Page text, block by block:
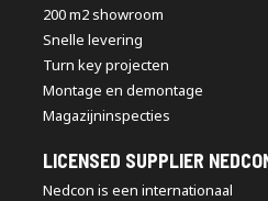
200 m2 showroom
Snelle levering
Turn key projecten
Montage en demontage
Magazijninspecties
LICENSED SUPPLIER
Nedcon is een internationaal